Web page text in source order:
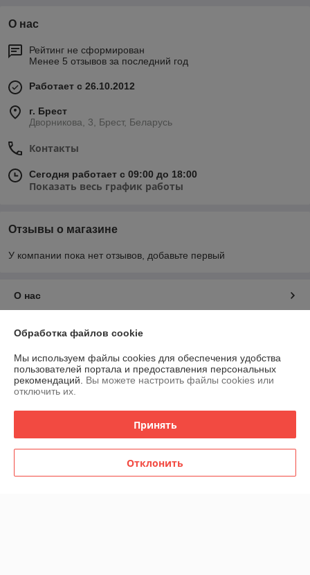
О нас
Рейтинг не сформирован
Менее 5 отзывов за последний год
Работает с 26.10.2012
г. Брест
Дворникова, 3, Брест, Беларусь
Контакты
Сегодня работает с 09:00 до 18:00
Показать весь график работы
Отзывы о магазине
У компании пока нет отзывов, добавьте первый
О нас
Контакты
Доставка и оплата
График работы
Политика обработки cookies
Обработка файлов cookie
Мы используем файлы cookies для обеспечения удобства
пользователей портала и предоставления персональных
рекомендаций. Вы можете настроить файлы cookies или
отключить их.
Принять
Отклонить